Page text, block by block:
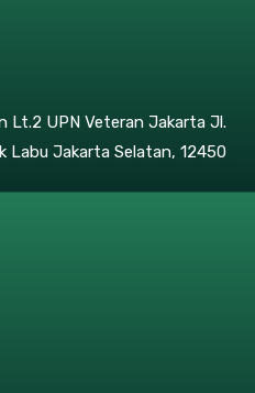
Lt.2 UPN Veteran Jakarta Jl.
Labu Jakarta Selatan, 12450